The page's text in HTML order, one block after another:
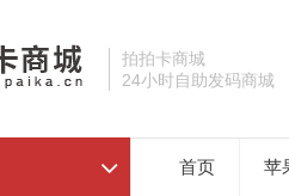
拍拍卡商城
24小时自助发码商城
首页 苹